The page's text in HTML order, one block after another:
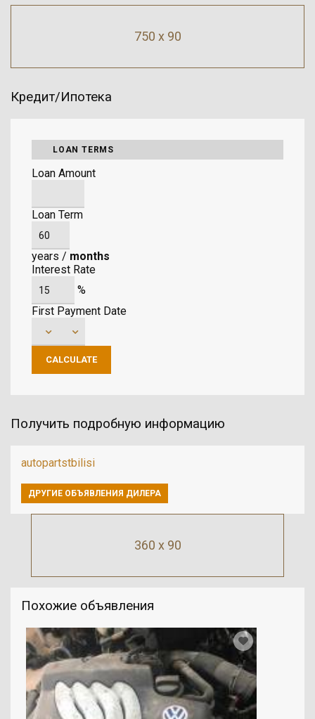
360 x 90
Похожие объявления
750 x 90
Кредит/Ипотека
LOAN TERMS
Loan Amount
Loan Term
years / months
Interest Rate
%
First Payment Date
Получить подробную информацию
autopartstbilisi
ДРУГИЕ ОБЪЯВЛЕНИЯ ДИЛЕРА